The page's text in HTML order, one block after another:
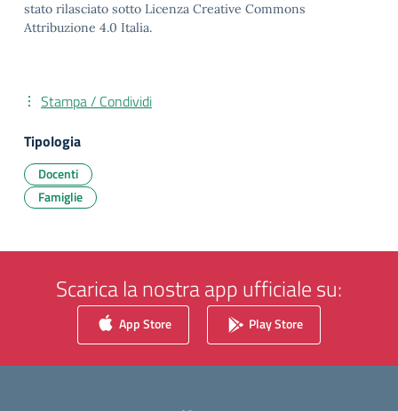
stato rilasciato sotto Licenza Creative Commons
Attribuzione 4.0 Italia.
Stampa / Condividi
Tipologia
Docenti
Famiglie
Scarica la nostra app ufficiale su:
App Store Play Store